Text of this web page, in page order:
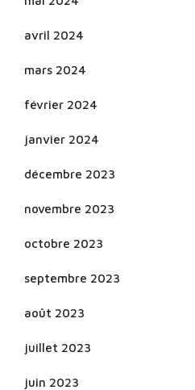
avril 2024
mars 2024
février 2024
janvier 2024
décembre 2023
novembre 2023
octobre 2023
septembre 2023
août 2023
juillet 2023
juin 2023